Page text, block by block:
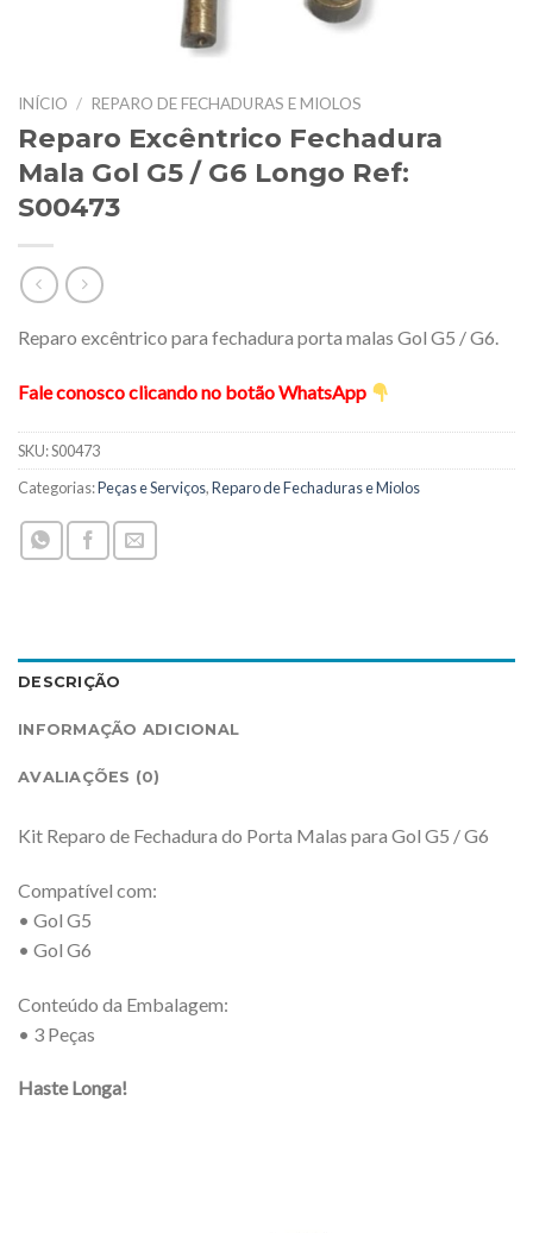
INÍCIO / REPARO DE FECHADURAS E MIOLOS
Reparo Excêntrico Fechadura
Mala Gol G5 / G6 Longo Ref:
S00473
Reparo excêntrico para fechadura porta malas Gol G5 / G6.
Fale conosco clicando no botão WhatsApp
SKU:S00473
Categorias:Peças e Serviços,Reparo de Fechaduras e Miolos
DESCRIÇÃO
INFORMAÇÃO ADICIONAL
AVALIAÇÕES (0)
Kit Reparo de Fechadura do Porta Malas para Gol G5 / G6
Compatível com:
• Gol G5
• Gol G6
Conteúdo da Embalagem:
• 3 Peças
Haste Longa!